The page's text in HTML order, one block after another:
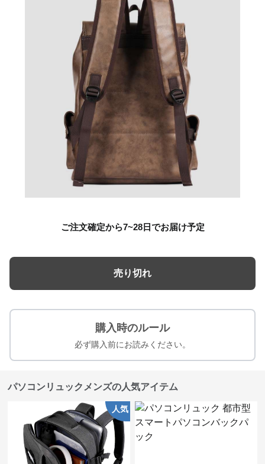
ご注文確定から7~28日でお届け予定
売り切れ
購入時のルール
必ず購入前にお読みください。
パソコンリュックメンズの人気アイテム
人気